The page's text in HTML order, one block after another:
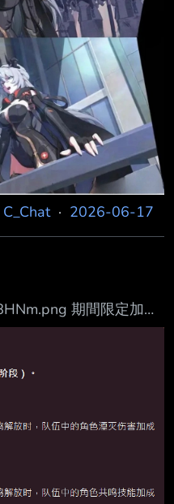
· 2026-06-17
期間限定加強